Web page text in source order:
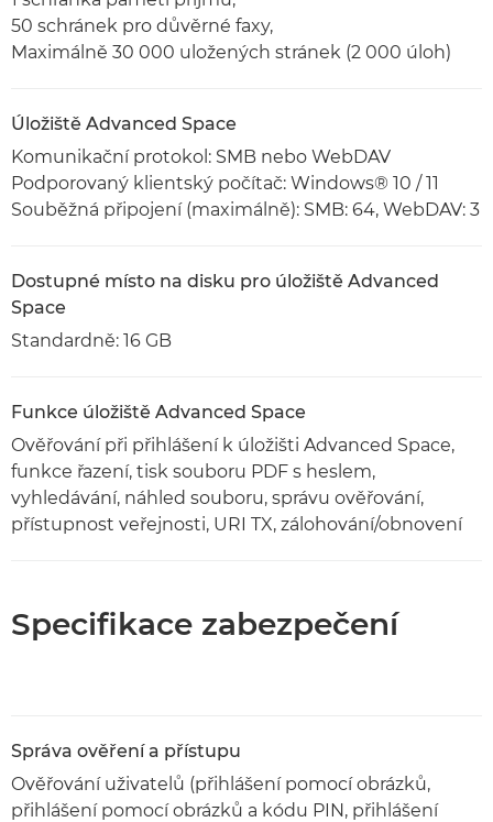
50 schránek pro důvěrné faxy,
Maximálně 30 000 uložených stránek (2 000 úloh)
Úložiště Advanced Space
Komunikační protokol: SMB nebo WebDAV
Podporovaný klientský počítač: Windows® 10 / 11
Souběžná připojení (maximálně): SMB: 64, WebDAV: 3
Dostupné místo na disku pro úložiště Advanced
Space
Standardně: 16 GB
Funkce úložiště Advanced Space
Ověřování při přihlášení k úložišti Advanced Space,
funkce řazení, tisk souboru PDF s heslem,
vyhledávání, náhled souboru, správu ověřování,
přístupnost veřejnosti, URI TX, zálohování/obnovení
Specifikace zabezpečení
Správa ověření a přístupu
Ověřování uživatelů (přihlášení pomocí obrázků,
přihlášení pomocí obrázků a kódu PIN, přihlášení